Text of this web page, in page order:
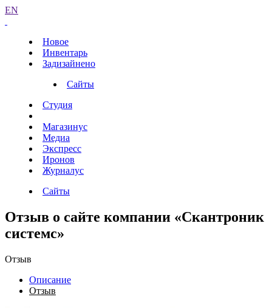
EN
Новое
Инвентарь
Задизайнено
Сайты
Студия
Магазинус
Медиа
Экспресс
Иронов
Журналус
Сайты
Отзыв о сайте компании «Скантроник
системс»
Отзыв
Описание
Отзыв